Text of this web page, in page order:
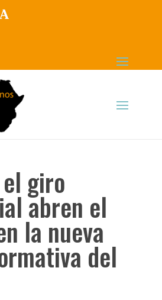
giro
abren el
la nueva
del